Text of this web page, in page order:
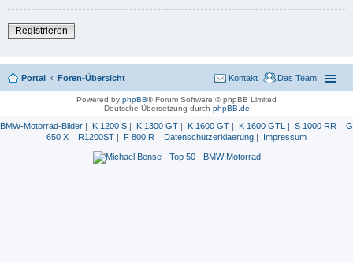
Registrieren
Portal Foren-Übersicht Das Team
Kontakt
Powered by phpBB® Forum Software © phpBB Limited
Deutsche Übersetzung durch phpBB.de
BMW-Motorrad-Bilder | K 1200 S | K 1300 GT | K 1600 GT | K 1600 GTL | S 1000 RR | G
650 X | R1200ST | F 800 R | Datenschutzerklaerung | Impressum